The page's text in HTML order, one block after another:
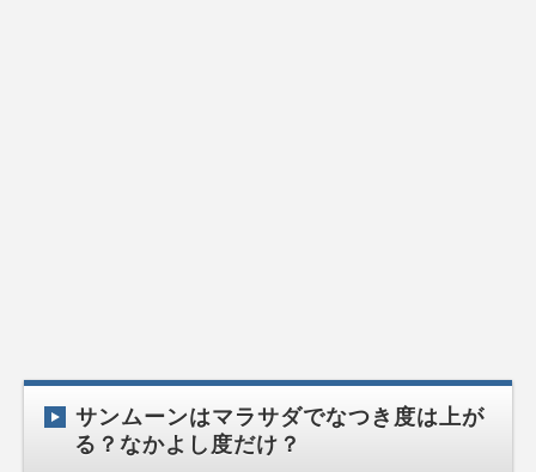
サンムーンはマラサダでなつき度は上が
る？なかよし度だけ？